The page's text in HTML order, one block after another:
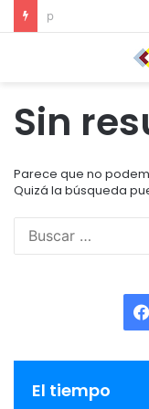
Sin
Parece que no
Quizá la búsqueda
El tiempo